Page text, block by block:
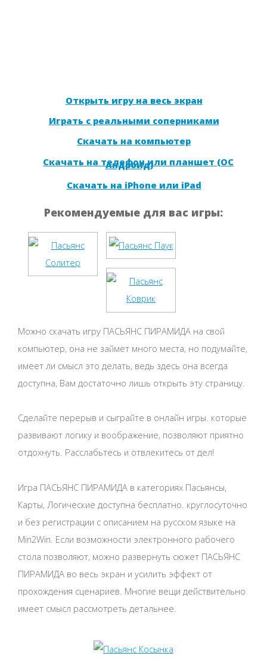
Открыть игру на весь экран
Играть с реальными соперниками
Скачать на компьютер
Скачать на телефон или планшет (ОС
Андроид)
Скачать на iPhone или iPad
Рекомендуемые для вас игры:
Можно скачать игру ПАСЬЯНС ПИРАМИДА на свой
компьютер, она не займет много места, но подумайте,
имеет ли смысл это делать, ведь здесь она всегда
доступна, Вам достаточно лишь открыть эту страницу.
Сделайте перерыв и сыграйте в онлайн игры. которые
развивают логику и воображение, позволяют приятно
отдохнуть. Расслабьтесь и отвлекитесь от дел!
Игра ПАСЬЯНС ПИРАМИДА в категориях Пасьянсы,
Карты, Логические доступна бесплатно. круглосуточно
и без регистрации с описанием на русском языке на
Min2Win. Если возможности электронного рабочего
стола позволяют, можно развернуть сюжет ПАСЬЯНС
ПИРАМИДА во весь экран и усилить эффект от
прохождения сценариев. Многие вещи действительно
имеет смысл рассмотреть детальнее.